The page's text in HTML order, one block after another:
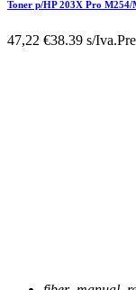
Toner p/HP 203X Pro
47,22 €38.39 s/Iva.